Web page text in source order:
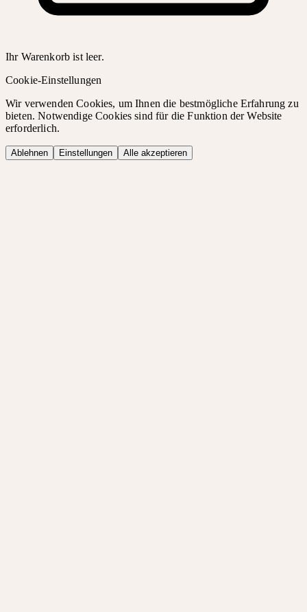
Ihr Warenkorb ist leer.
Cookie-Einstellungen
Wir verwenden Cookies, um Ihnen die bestmögliche Erfahrung zu
bieten. Notwendige Cookies sind für die Funktion der Website
erforderlich.
Ablehnen Einstellungen Alle akzeptieren